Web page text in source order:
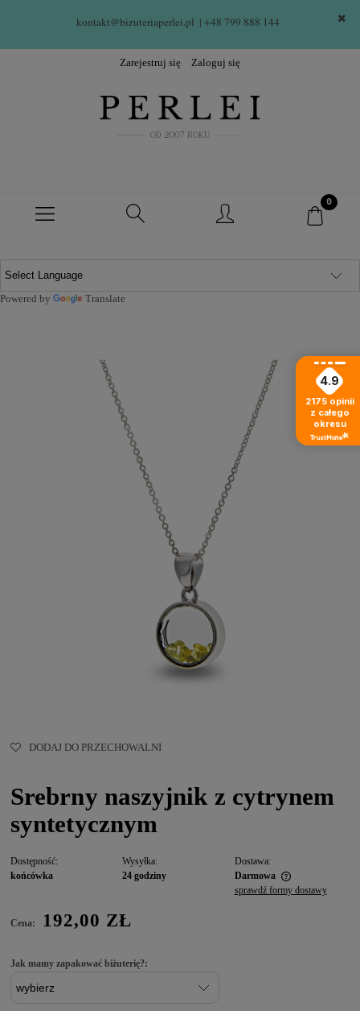
kontakt@bizuteriaperlei.pl | +48 799 888 144
Zarejestruj się Zaloguj się
Powered by Translate
DODAJ DO PRZECHOWALNI
Srebrny naszyjnik z cytrynem
syntetycznym
Dostępność:
końcówka
Wysyłka:
24 godziny
Dostawa:
Darmowa
sprawdź formy dostawy
Cena: 192,00 ZŁ
Jak mamy zapakować biżuterię?:
4.9
2175 opinii
z całego
okresu